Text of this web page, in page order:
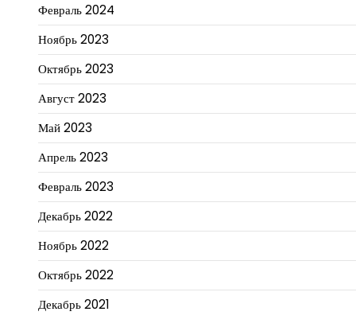
Февраль 2024
Ноябрь 2023
Октябрь 2023
Август 2023
Май 2023
Апрель 2023
Февраль 2023
Декабрь 2022
Ноябрь 2022
Октябрь 2022
Декабрь 2021